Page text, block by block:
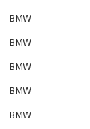
BMW
BMW
BMW
BMW
BMW